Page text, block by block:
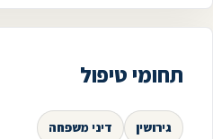
תחומי טיפול
גירושין דיני משפחה